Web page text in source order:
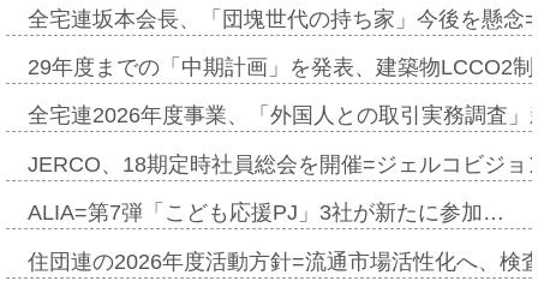
全宅連坂本会長、「団塊世代の持ち家」今後を懸
29年度までの「中期計画」を発表、建築物LCCO2
全宅連2026年度事業、「外国人との取引実務調査
JERCO、18期定時社員総会を開催=ジェルコビジ
ALIA=第7弾「こども応援PJ」3社が新たに参加…
住団連の2026年度活動方針=流通市場活性化へ、検